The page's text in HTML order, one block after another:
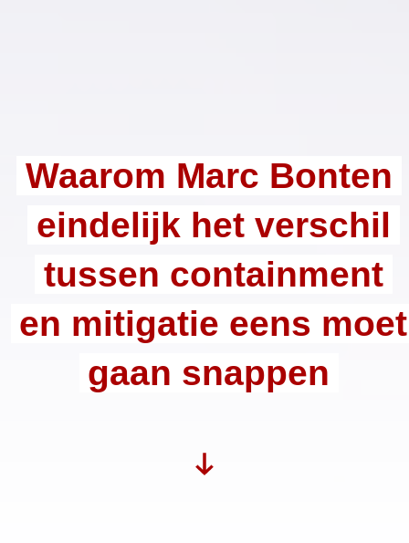
Waarom Marc Bonten
eindelijk het verschil
tussen containment
en mitigatie eens moet
gaan snappen